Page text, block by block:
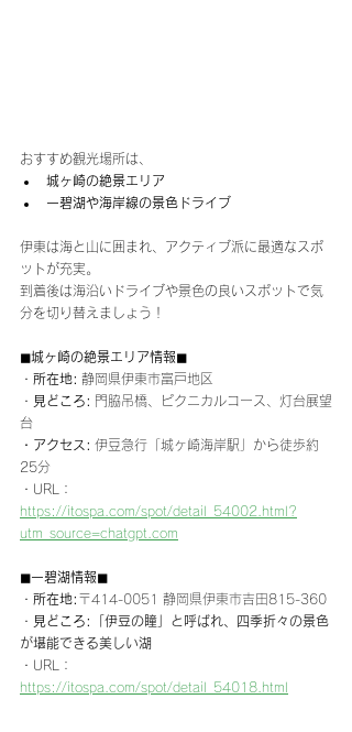
おすすめ観光場所は、
城ヶ崎の絶景エリア
一碧湖や海岸線の景色ドライブ
伊東は海と山に囲まれ、アクティブ派に最適なスポ
ットが充実。
到着後は海沿いドライブや景色の良いスポットで気
分を切り替えましょう！
◼︎城ヶ崎の絶景エリア情報◼︎
・ 所在地: 静岡県伊東市富戸地区
・ 見どころ: 門脇吊橋、ピクニカルコース、灯台展望
台
・アクセス: 伊豆急行「城ヶ崎海岸駅」から徒歩約
25分
・URL：
https://itospa.com/spot/detail_54002.html?
utm_source=chatgpt.com
◼︎一碧湖情報◼︎
・ 所在地: 〒414-0051 静岡県伊東市吉田815-360
・ 見どころ:
「伊豆の瞳」と呼ばれ、四季折々の景色
が堪能できる美しい湖
・URL：
https://itospa.com/spot/detail_54018.html